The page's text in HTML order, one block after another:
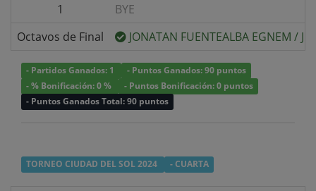
1
BYE
Octavos de Final
JONATAN FUENTEALBA EGNEM /
- Partidos Ganados: 1
- Puntos Ganados: 90 puntos
- % Bonificación: 0 %
- Puntos Bonificación: 0 puntos
- Puntos Ganados Total: 90 puntos
TORNEO CIUDAD DEL SOL 2024 - CUARTA